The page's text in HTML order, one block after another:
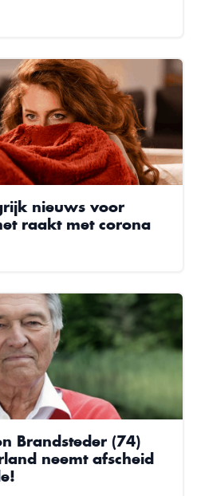
nieuws voor
raakt met corona
Brandsteder (74)
neemt afscheid